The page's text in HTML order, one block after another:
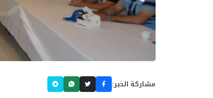
مشاركة الخبر: